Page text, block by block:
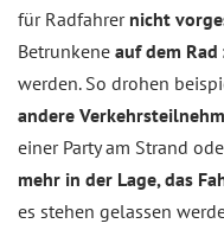
für Radfahrer nicht
Betrunkene auf dem
werden. So drohen
andere
einer Party am Strand
mehr in der Lage, das
es stehen gelassen